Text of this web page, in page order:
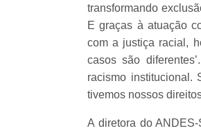
transformando
E graças à atuação
com a justiça racial,
casos são
racismo institucional.
tivemos nossos
A diretora do